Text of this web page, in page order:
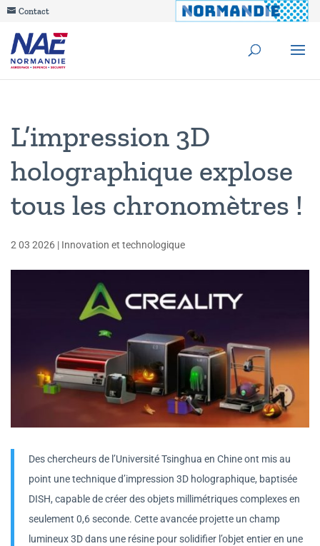
Contact
L’impression 3D
holographique explose
tous les chronomètres !
2 03 2026 | Innovation et technologique
Des chercheurs de l’Université Tsinghua en Chine ont mis au
point une technique d’impression 3D holographique, baptisée
DISH, capable de créer des objets millimétriques complexes en
seulement 0,6 seconde. Cette avancée projette un champ
lumineux 3D dans une résine pour solidifier l’objet entier en une